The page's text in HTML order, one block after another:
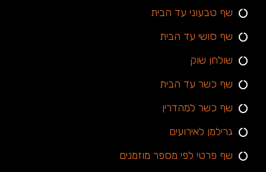
שף טבעוני עד הבית
שף סושי עד הבית
שולחן שוק
שף כשר עד הבית
שף כשר למהדרין
גרילמן לאירועים
שף פרטי לפי מספר מוזמנים